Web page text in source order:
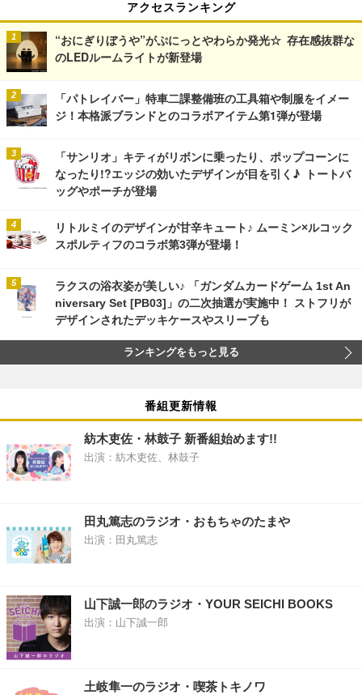
アクセスランキング
“おにぎりぼうや”がぷにっとやわらか発光☆ 存在感抜群な
のLEDルームライトが新登場
「パトレイバー」特車二課整備班の工具箱や制服をイメー
ジ！本格派ブランドとのコラボアイテム第1弾が登場
「サンリオ」キティがリボンに乗ったり、ポップコーンに
なったり!?エッジの効いたデザインが目を引く♪ トートバ
ッグやポーチが登場
リトルミイのデザインが甘辛キュート♪ ムーミン×ルコック
スポルティフのコラボ第3弾が登場！
ラクスの浴衣姿が美しい♪ 「ガンダムカードゲーム 1st An
niversary Set [PB03]」の二次抽選が実施中！ ストフリが
デザインされたデッキケースやスリーブも
ランキングをもっと見る
番組更新情報
紡木吏佐・林鼓子 新番組始めます!!
出演：紡木吏佐、林鼓子
田丸篤志のラジオ・おもちゃのたまや
出演：田丸篤志
山下誠一郎のラジオ・YOUR SEICHI BOOKS
出演：山下誠一郎
土岐隼一のラジオ・喫茶トキノワ